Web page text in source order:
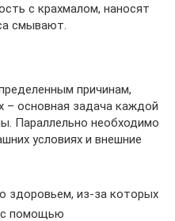
с крахмалом, наносят
смывают.
причинам,
– основная задача каждой
Параллельно необходимо
условиях и внешние
здоровьем, из-за которых
с помощью